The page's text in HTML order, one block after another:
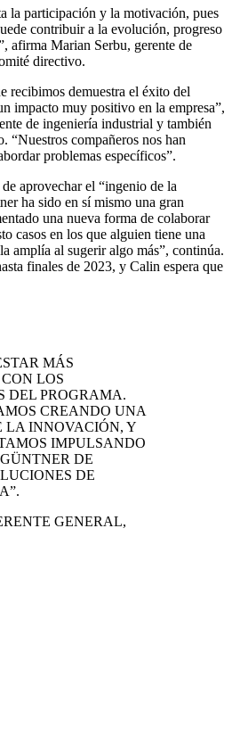
la participación y la motivación, pues
contribuir a la evolución, progreso
afirma Marian Serbu, gerente de
directivo.
recibimos demuestra el éxito del
impacto muy positivo en la empresa”,
de ingeniería industrial y también
“Nuestros compañeros nos han
problemas específicos”.
aprovechar el “ingenio de la
ha sido en sí mismo una gran
una nueva forma de colaborar
casos en los que alguien tiene una
amplía al sugerir algo más”, continúa.
finales de 2023, y Calin espera que
MÁS
LOS
DEL PROGRAMA.
CREANDO UNA
LA INNOVACIÓN, Y
IMPULSANDO
DE
DE
GENERAL,